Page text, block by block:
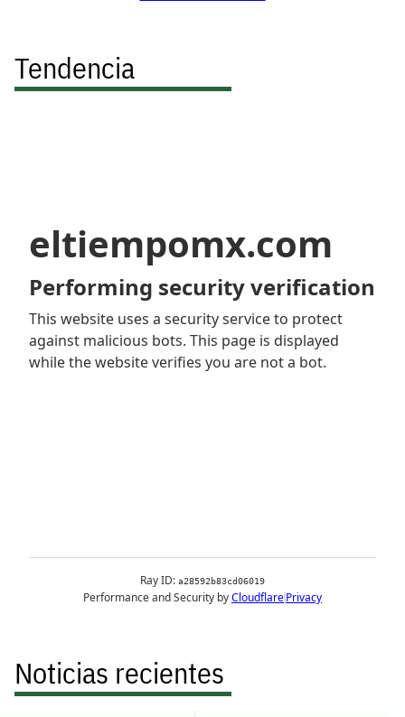
Tendencia
Noticias recientes